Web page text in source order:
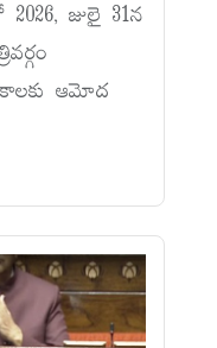
జులై 31న
ఆమోద